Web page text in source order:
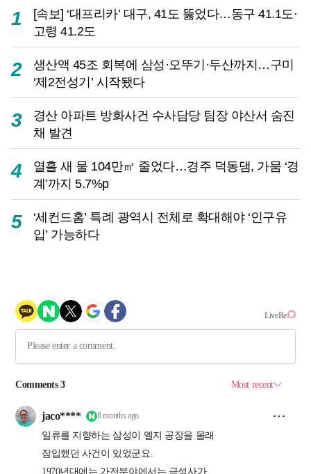
1
[속보] ‘대프리카’ 대구, 41도 뚫었다…동구 41.1도·
고령 41.2도
2
생산액 45조 회복에 삼성·오뚜기·두산까지…구미
‘제2전성기’ 시작됐다
3
경산 아파트 방화사건 수사담당 팀장 야산서 숨진
채 발견
4
열흘 새 물 104만㎥ 줄었다…경주 덕동댐, 가뭄 ‘경
계’까지 5.7%p
5
‘세컨드홈’ 특례 광역시 전체로 확대해야 ‘인구유
입’ 가능하다